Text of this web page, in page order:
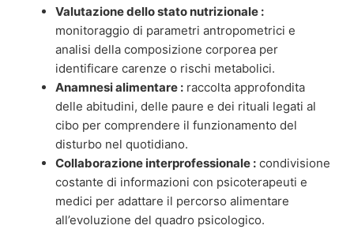
Valutazione dello stato nutrizionale :
monitoraggio di parametri antropometrici e
analisi della composizione corporea per
identificare carenze o rischi metabolici.
Anamnesi alimentare : raccolta approfondita
delle abitudini, delle paure e dei rituali legati al
cibo per comprendere il funzionamento del
disturbo nel quotidiano.
Collaborazione interprofessionale : condivisione
costante di informazioni con psicoterapeuti e
medici per adattare il percorso alimentare
all’evoluzione del quadro psicologico.